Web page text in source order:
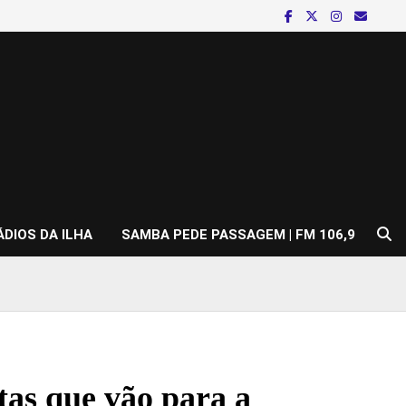
DA ILHA SAMBA PEDE PASSAGEM | FM 106,9
que vão para a